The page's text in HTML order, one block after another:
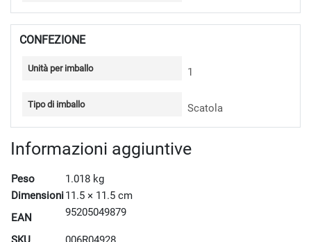
CONFEZIONE
Unità per imballo 1
Tipo di imballo Scatola
Informazioni aggiuntive
Peso
1.018 kg
Dimensioni 11.5 × 11.5 cm
EAN
95205049879
SKU 006R04928